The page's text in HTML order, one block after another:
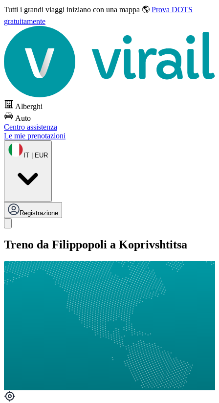
Tutti i grandi viaggi iniziano con una mappa 🌎 Prova DOTS
gratuitamente
Alberghi
Auto
Centro assistenza
Le mie prenotazioni
IT | EUR
Registrazione
Treno da Filippopoli a Koprivshtitsa